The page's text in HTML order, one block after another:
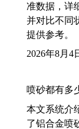
准数据，详
并对比不同
提供参考。
2026年8月4
喷砂都有多
本文系统介
了铝合金喷